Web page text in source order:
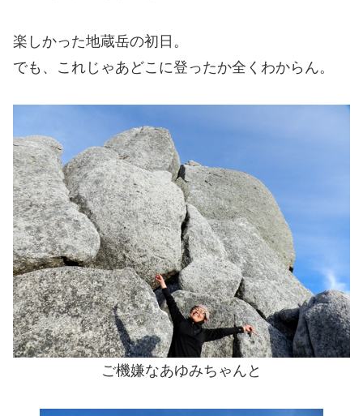
楽しかった地蔵岳の初日。
でも、これじゃあどこに登ったか全くわからん。
ご機嫌なあゆみちゃんと